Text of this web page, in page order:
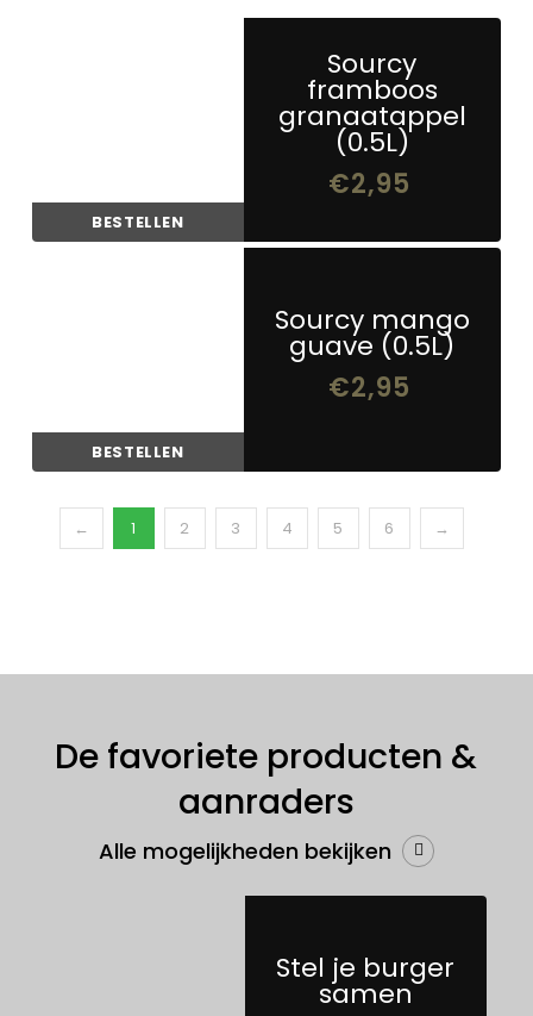
BESTELLEN
Sourcy
framboos
granaatappel
(0.5L)
€2,95
BESTELLEN
Sourcy mango
guave (0.5L)
€2,95
← 1 2 3 4 5 6 →
De favoriete producten &
aanraders
Alle mogelijkheden bekijken
Stel je burger
samen